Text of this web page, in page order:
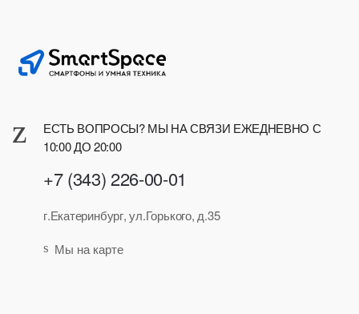
ЕСТЬ ВОПРОСЫ? МЫ НА СВЯЗИ ЕЖЕДНЕВНО С
10:00 ДО 20:00
+7 (343) 226-00-01
г.Екатеринбург, ул.Горького, д.35
Мы на карте